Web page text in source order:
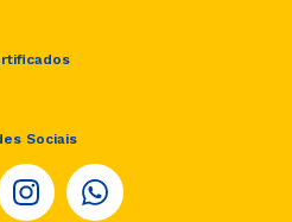
Sociais